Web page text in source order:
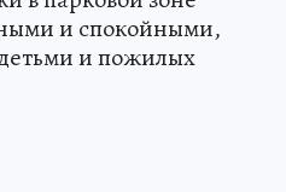
и спокойными,
и пожилых